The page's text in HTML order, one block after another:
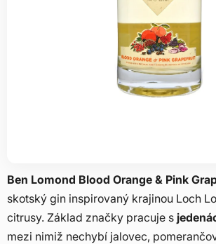
Ben Lomond Blood Orange & Pink
skotský gin inspirovaný krajinou Loch
citrusy. Základ značky pracuje s
mezi nimiž nechybí jalovec,